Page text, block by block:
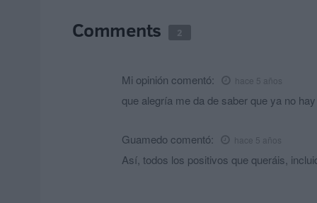
Comments 2
Mi opinión comentó: hace 5 años
que alegría me da de saber que ya no
Guamedo comentó: hace 5 años
Así, todos los positivos que queráis,